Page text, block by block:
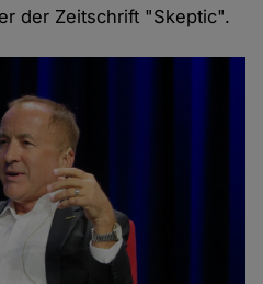
der Zeitschrift "Skeptic".